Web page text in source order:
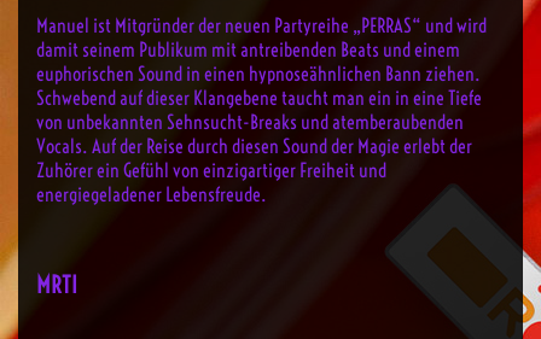
Manuel ist Mitgründer der neuen Partyreihe „PERRAS“ und wird
damit seinem Publikum mit antreibenden Beats und einem
euphorischen Sound in einen hypnoseähnlichen Bann ziehen.
Schwebend auf dieser Klangebene taucht man ein in eine Tiefe
von unbekannten Sehnsucht-Breaks und atemberaubenden
Vocals. Auf der Reise durch diesen Sound der Magie erlebt der
Zuhörer ein Gefühl von einzigartiger Freiheit und
energiegeladener Lebensfreude.
MRTI